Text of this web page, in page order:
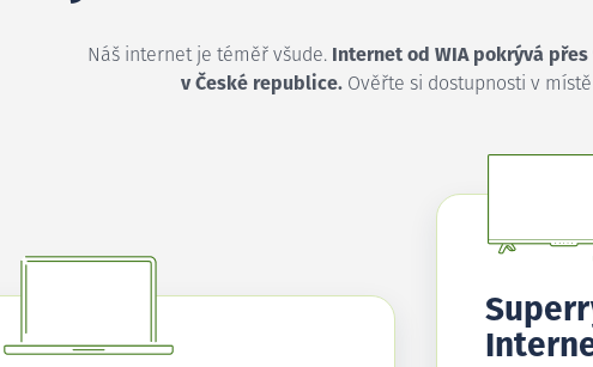
Náš internet je téměř všude.
Internet od WIA pokrývá
v České republice. Ověřte si dostupnosti v